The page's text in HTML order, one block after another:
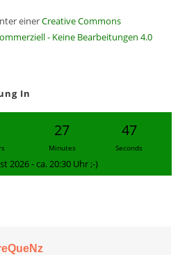
einerCreative Commons
- Keine Bearbeitungen 4.0
In
27
Minutes
47
Seconds
2026 - ca. 20:30 Uhr ;-)